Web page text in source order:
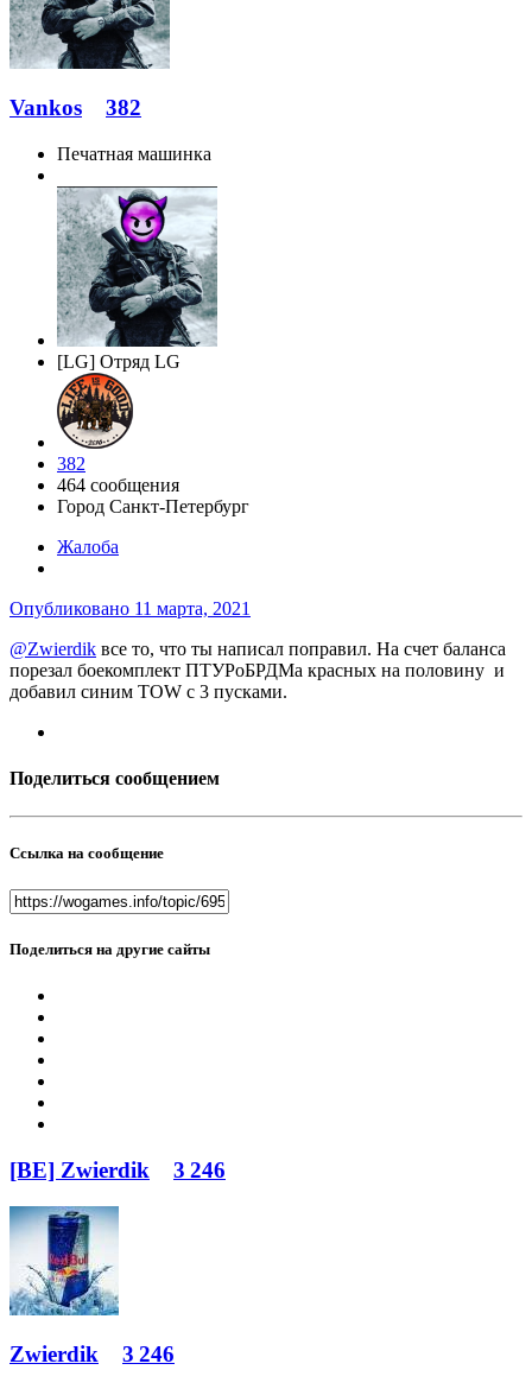
Vankos 382
Печатная машинка
[LG] Отряд LG
382
464 сообщения
Город Санкт-Петербург
Жалоба
Опубликовано 11 марта, 2021
@Zwierdik все то, что ты написал поправил. На счет баланса
порезал боекомплект ПТУРоБРДМа красных на половину и
добавил синим TOW с 3 пусками.
Поделиться сообщением
Ссылка на сообщение
Поделиться на другие сайты
[BE] Zwierdik 3 246
Zwierdik 3 246